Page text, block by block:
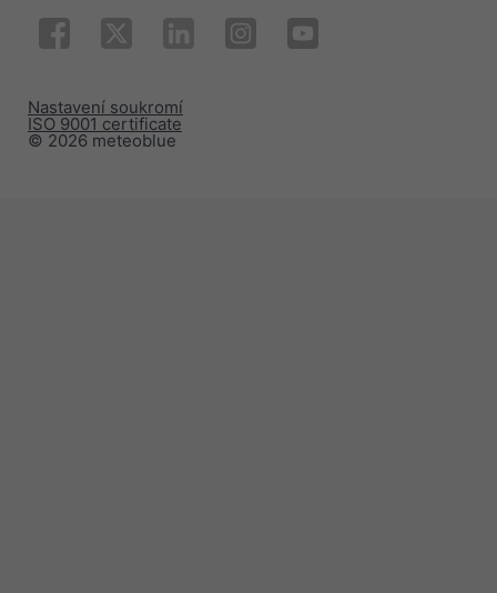
© 2026 meteoblue
ISO 9001 certificate
Nastavení soukromí